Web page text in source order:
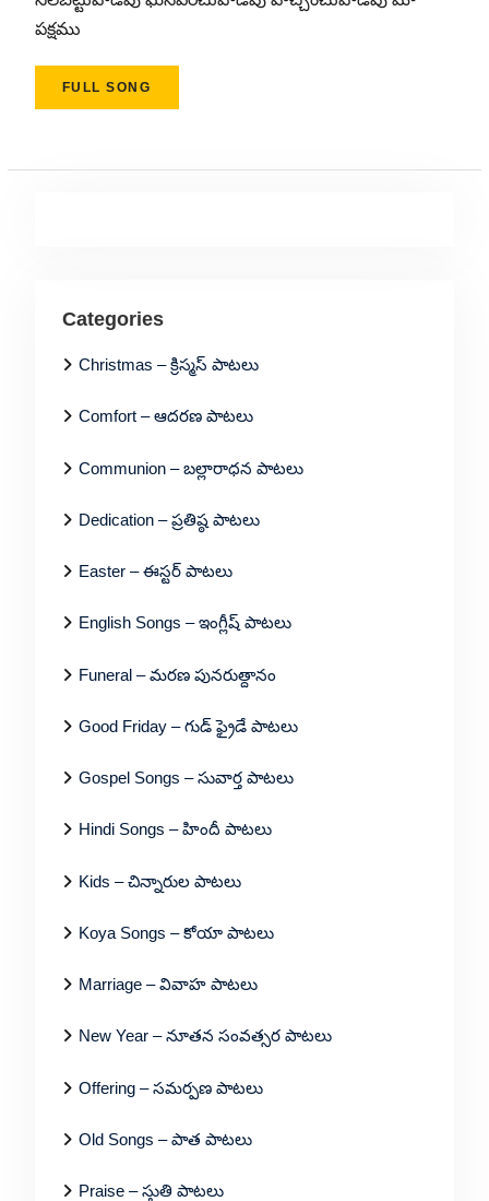
పక్షము
FULL SONG
Categories
Christmas – క్రిస్మస్ పాటలు
Comfort – ఆదరణ పాటలు
Communion – బల్లారాధన పాటలు
Dedication – ప్రతిష్ఠ పాటలు
Easter – ఈస్టర్ పాటలు
English Songs – ఇంగ్లీష్ పాటలు
Funeral – మరణ పునరుత్దానం
Good Friday – గుడ్ ఫ్రైడే పాటలు
Gospel Songs – సువార్త పాటలు
Hindi Songs – హిందీ పాటలు
Kids – చిన్నారుల పాటలు
Koya Songs – కోయా పాటలు
Marriage – వివాహ పాటలు
New Year – నూతన సంవత్సర పాటలు
Offering – సమర్పణ పాటలు
Old Songs – పాత పాటలు
Praise – స్తుతి పాటలు